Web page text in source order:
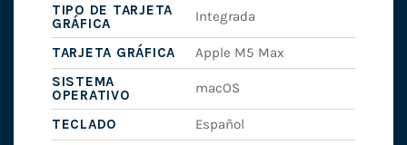
TIPO DE TARJETA
GRÁFICA
Integrada
TARJETA GRÁFICA
Apple M5 Max
SISTEMA
OPERATIVO
macOS
TECLADO
Español